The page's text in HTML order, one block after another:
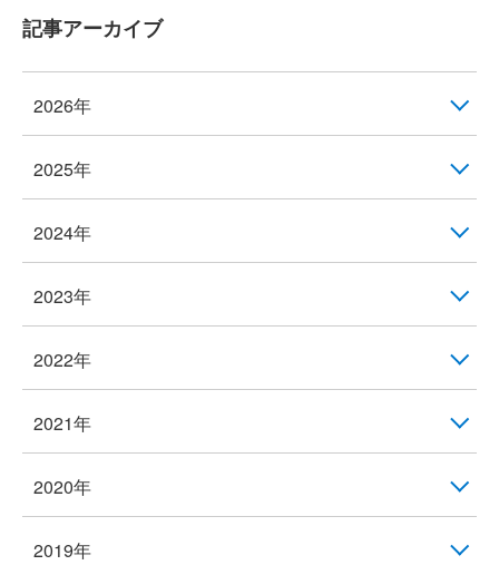
記事アーカイブ
2026年
2025年
2024年
2023年
2022年
2021年
2020年
2019年